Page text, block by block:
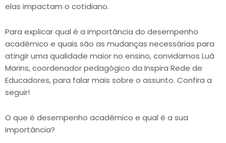
elas impactam o cotidiano.
Para explicar qual é a importância do desempenho
acadêmico e quais são as mudanças necessárias para
atingir uma qualidade maior no ensino, convidamos Luã
Marins, coordenador pedagógico da Inspira Rede de
Educadores, para falar mais sobre o assunto. Confira a
seguir!
O que é desempenho acadêmico e qual é a sua
importância?